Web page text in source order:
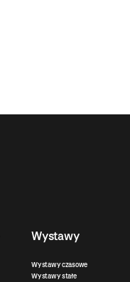
Wystawy
Wystawy czasowe
Wystawy stałe